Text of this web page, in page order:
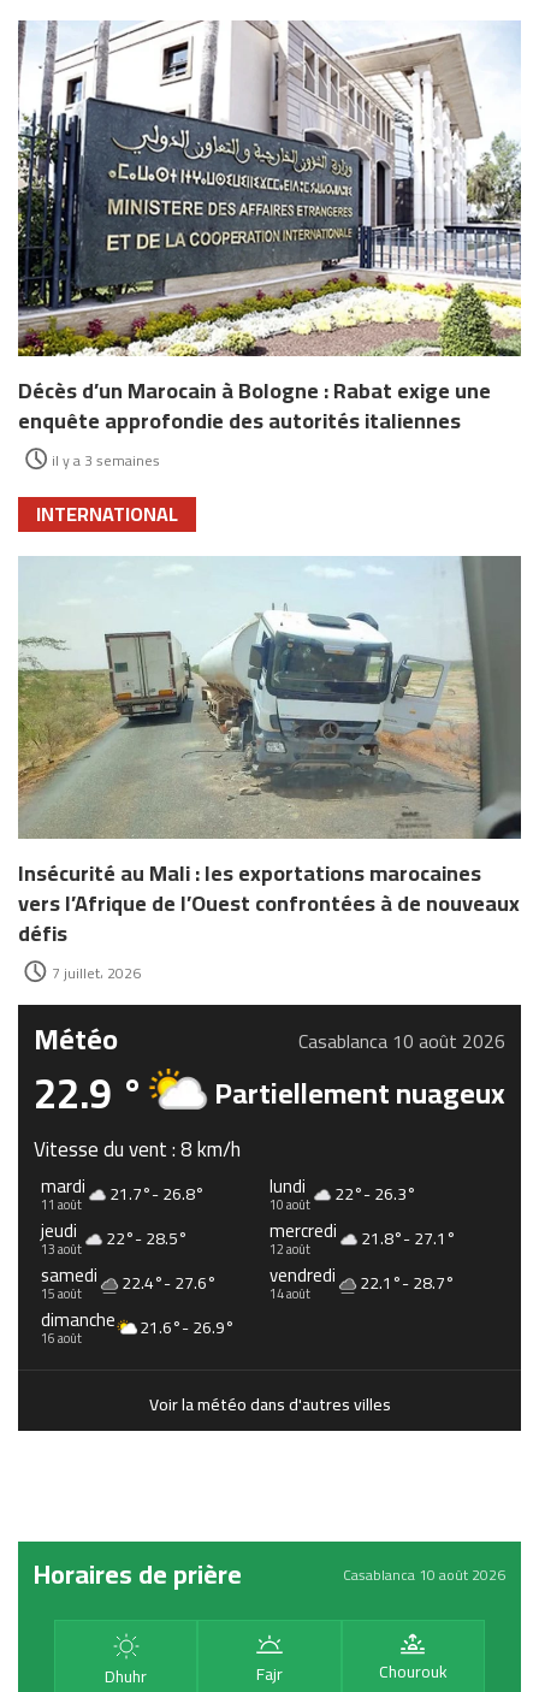
Décès d’un Marocain à Bologne : Rabat exige une
enquête approfondie des autorités italiennes
il y a 3 semaines
INTERNATIONAL
Insécurité au Mali : les exportations marocaines
vers l’Afrique de l’Ouest confrontées à de nouveaux
défis
7 juillet، 2026